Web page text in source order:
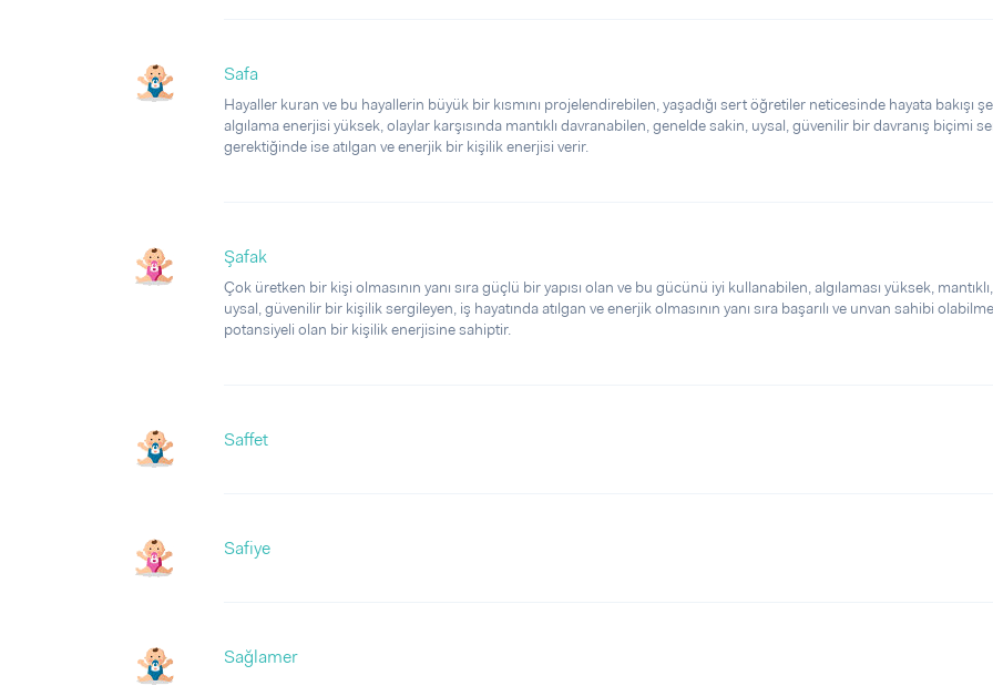
Safa
Hayaller kuran ve bu hayallerin büyük bir kısmını projelendirebilen, yaşadığı sert öğretiler neticesinde hayata bakışı
algılama enerjisi yüksek, olaylar karşısında mantıklı davranabilen, genelde sakin, uysal, güvenilir bir davranış biçimi
gerektiğinde ise atılgan ve enerjik bir kişilik enerjisi verir.
Şafak
Çok üretken bir kişi olmasının yanı sıra güçlü bir yapısı olan ve bu gücünü iyi kullanabilen, algılaması yüksek,
uysal, güvenilir bir kişilik sergileyen, iş hayatında atılgan ve enerjik olmasının yanı sıra başarılı ve unvan sahibi olabilme
potansiyeli olan bir kişilik enerjisine sahiptir.
Saffet
Safiye
Sağlamer